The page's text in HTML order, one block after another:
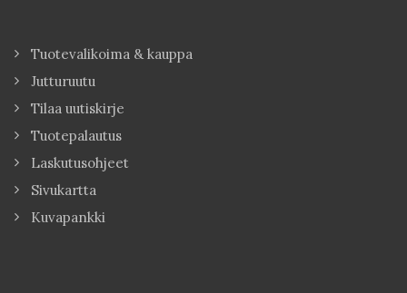
Tuotevalikoima & kauppa
Jutturuutu
Tilaa uutiskirje
Tuotepalautus
Laskutusohjeet
Sivukartta
Kuvapankki